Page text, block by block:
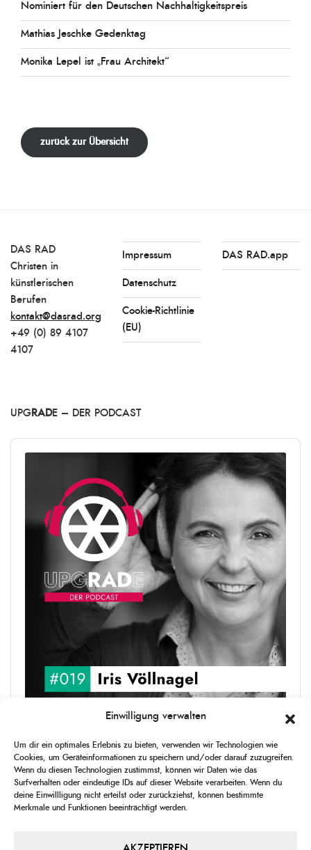
Einwilligung verwalten
Um dir ein optimales Erlebnis zu bieten, verwenden wir Technologien wie
Cookies, um Geräteinformationen zu speichern und/oder darauf zuzugreifen.
Wenn du diesen Technologien zustimmst, können wir Daten wie das
Surfverhalten oder eindeutige IDs auf dieser Website verarbeiten. Wenn du
deine Einwillligung nicht erteilst oder zurückziehst, können bestimmte
Merkmale und Funktionen beeinträchtigt werden.
Nominiert für den Deutschen Nachhaltigkeitspreis
Mathias Jeschke Gedenktag
Monika Lepel ist „Frau Architekt“
zurück zur Übersicht
DAS RAD
Christen in
künstlerischen
Berufen
kontakt@dasrad.org
+49 (0) 89 4107
4107
Impressum
Datenschutz
Cookie-Richtlinie
(EU)
DAS RAD.app
UPG RADE – DER PODCAST
Audio
Player
Iris Völlnagel hat schon auf unterschiedlichen Kontinenten gelebt
und gearbeitet, spricht mehrere Sprachen und berichtet
leidenschaftlich gerne über das, was sie erlebt – als Journalistin,
[...]